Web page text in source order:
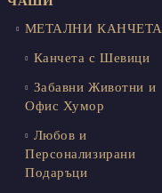
МЕТАЛНИ КАНЧЕТА
Канчета с Шевици
Забавни Животни и
Офис Хумор
Любов и
Персонализирани
Подаръци